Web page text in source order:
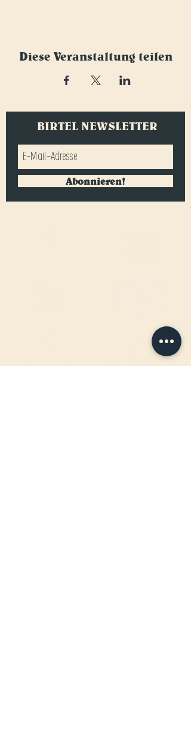
Diese Veranstaltung teilen
BIRTEL NEWSLETTER
Abonnieren!